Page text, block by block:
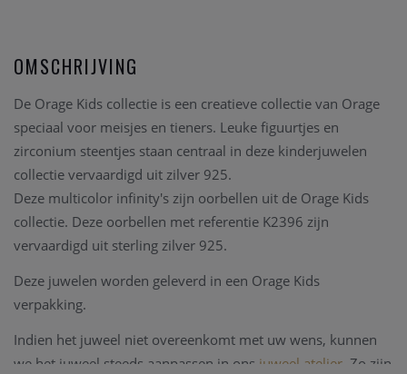
OMSCHRIJVING
De Orage Kids collectie is een creatieve collectie van Orage
speciaal voor meisjes en tieners. Leuke figuurtjes en
zirconium steentjes staan centraal in deze kinderjuwelen
collectie vervaardigd uit zilver 925.
Deze multicolor infinity's zijn oorbellen uit de Orage Kids
collectie. Deze oorbellen met referentie K2396 zijn
vervaardigd uit sterling zilver 925.
Deze juwelen worden geleverd in een Orage Kids
verpakking.
Indien het juweel niet overeenkomt met uw wens, kunnen
we het juweel steeds aanpassen in ons juweel atelier . Zo zijn